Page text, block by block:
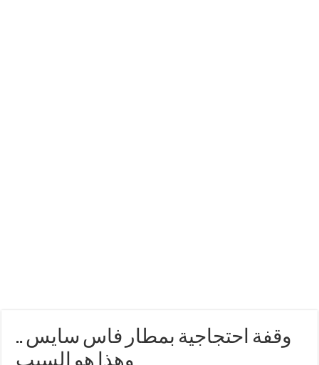
وقفة احتجاجية بمطار فاس سايس ..